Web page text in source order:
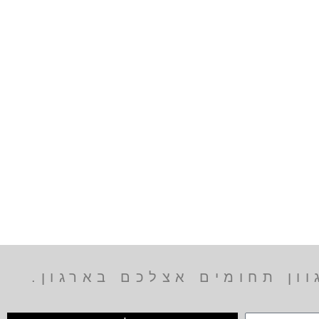
תחומים אצלכם בארגון.